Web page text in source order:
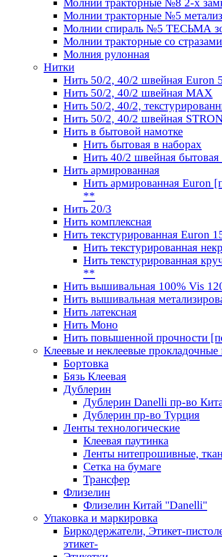
Молнии тракторные №8 2-х
Молнии тракторные №5
Молнии спираль №5 ТЕСЬМА
Молнии тракторные со стразами
Молния рулонная
Нитки
Нить 50/2, 40/2 швейная Euron
Нить 50/2, 40/2 швейная МАХ
Нить 50/2, 40/2,
Нить 50/2, 40/2 швейная
Нить в бытовой намотке
Нить бытовая в наборах
Нить 40/2 швейная бытовая
Нить армированная
Нить армированная Euron
**
Нить 20/3
Нить комплексная
Нить текстурированная Euron
Нить текстурированная
Нить текстурированная
**
Нить вышивальная 100% Vis
Нить вышивальная
Нить латексная
Нить Моно
Нить повышенной прочности
Клеевые и неклеевые прокладочные
Бортовка
Бязь Клеевая
Дублерин
Дублерин Danelli пр-во
Дублерин пр-во Турция
Ленты технологические
Клеевая паутинка
Ленты нитепрошивные,
Сетка на бумаге
Трансфер
Флизелин
Флизелин Китай "Danelli"
Упаковка и маркировка
Биркодержатели, Этикет-
этикет-